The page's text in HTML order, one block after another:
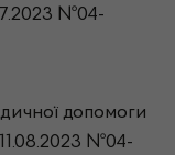
№04-
допомоги
№04-